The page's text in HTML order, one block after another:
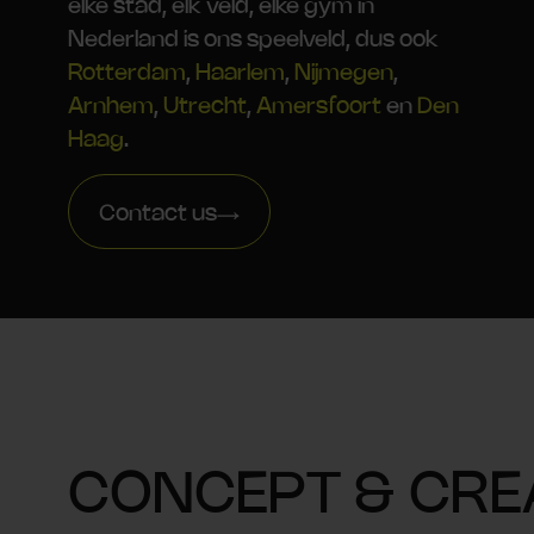
elke stad, elk veld, elke gym in
Nederland is ons speelveld, dus ook
Rotterdam, Haarlem, Nijmegen,
Arnhem, Utrecht, Amersfoort en Den
Haag.
Contact us
CONCEPT &